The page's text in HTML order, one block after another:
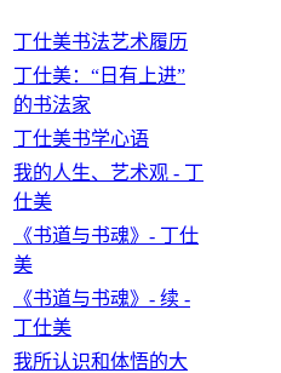
丁仕美书法艺术履历
丁仕美：“日有上进”
的书法家
丁仕美书学心语
我的人生、艺术观 - 丁
仕美
《书道与书魂》- 丁仕
美
《书道与书魂》- 续 -
丁仕美
我所认识和体悟的大